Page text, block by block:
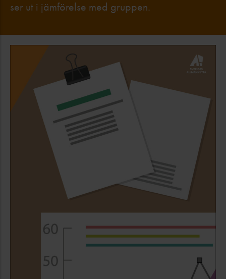
ser ut i jämförelse med gruppen.